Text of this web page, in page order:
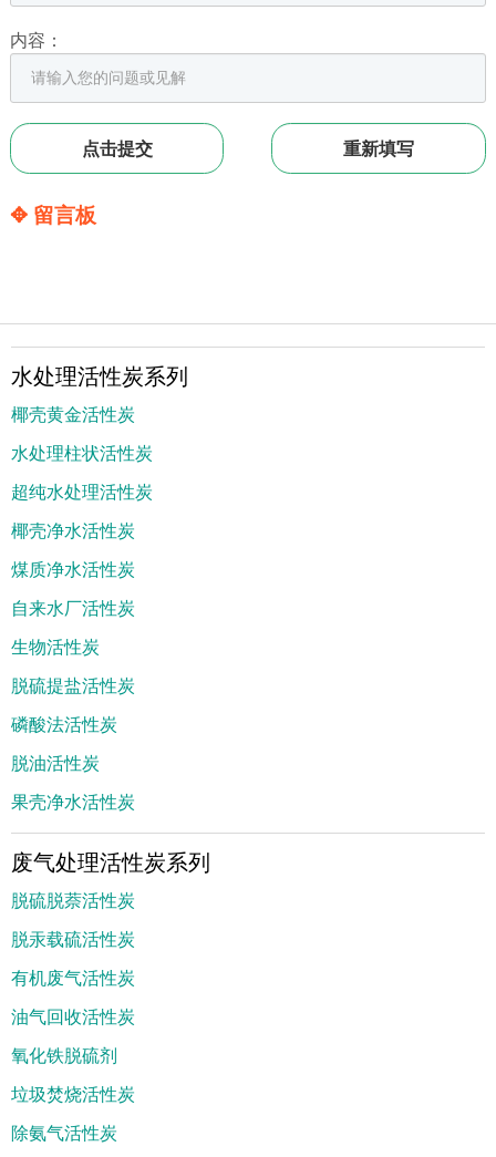
内容：
✥ 留言板
水处理活性炭系列
椰壳黄金活性炭
水处理柱状活性炭
超纯水处理活性炭
椰壳净水活性炭
煤质净水活性炭
自来水厂活性炭
生物活性炭
脱硫提盐活性炭
磷酸法活性炭
脱油活性炭
果壳净水活性炭
废气处理活性炭系列
脱硫脱萘活性炭
脱汞载硫活性炭
有机废气活性炭
油气回收活性炭
氧化铁脱硫剂
垃圾焚烧活性炭
除氨气活性炭